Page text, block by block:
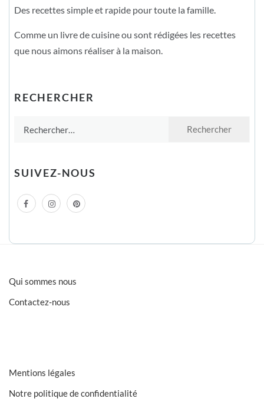
Des recettes simple et rapide pour toute la famille.
Comme un livre de cuisine ou sont rédigées les recettes
que nous aimons réaliser à la maison.
RECHERCHER
SUIVEZ-NOUS
Qui sommes nous
Contactez-nous
Mentions légales
Notre politique de confidentialité